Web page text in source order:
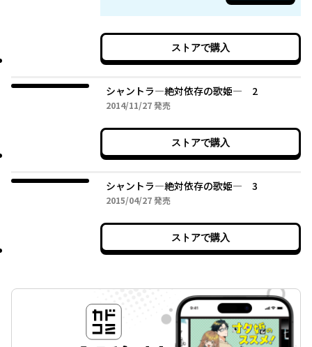
ストアで購入
シャントラ―絶対依存の歌姫― 2
2014/11/272014年11月27日
発売
ストアで購入
シャントラ―絶対依存の歌姫― 3
2015/04/272015年04月27日
発売
ストアで購入